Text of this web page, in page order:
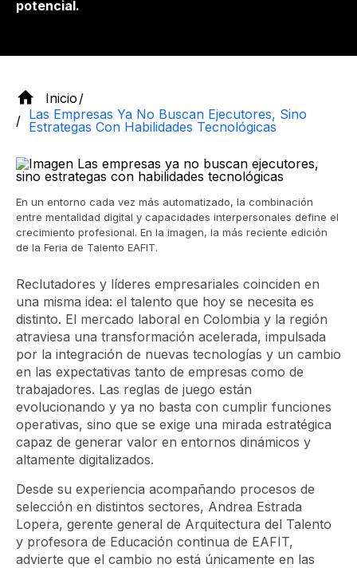
potencial.
Inicio
Las Empresas Ya No Buscan Ejecutores, Sino
Estrategas Con Habilidades Tecnológicas
En un entorno cada vez más automatizado, la combinación
entre mentalidad digital y capacidades interpersonales define el
crecimiento profesional. En la imagen, la más reciente edición
de la Feria de Talento EAFIT.
Reclutadores y líderes empresariales coinciden en
una misma idea: el talento que hoy se necesita es
distinto. El mercado laboral en Colombia y la región
atraviesa una transformación acelerada, impulsada
por la integración de nuevas tecnologías y un cambio
en las expectativas tanto de empresas como de
trabajadores. Las reglas de juego están
evolucionando y ya no basta con cumplir funciones
operativas, sino que se exige una mirada estratégica
capaz de generar valor en entornos dinámicos y
altamente digitalizados.
Desde su experiencia acompañando procesos de
selección en distintos sectores, Andrea Estrada
Lopera, gerente general de Arquitectura del Talento
y profesora de Educación continua de EAFIT,
advierte que el cambio no está únicamente en las